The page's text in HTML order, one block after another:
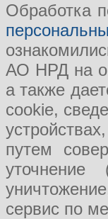
Обработка
АО НРД на
а также
cookie,
путем
уточнение
сервис по